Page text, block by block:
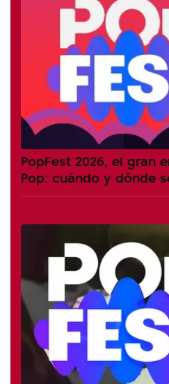
PopFest 2026, el gran
Pop: cuándo y dónde